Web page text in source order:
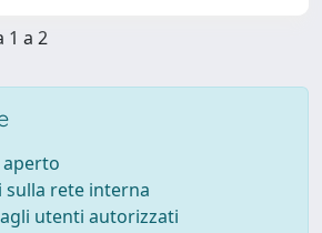
1 a 2
aperto
rete interna
utenti autorizzati